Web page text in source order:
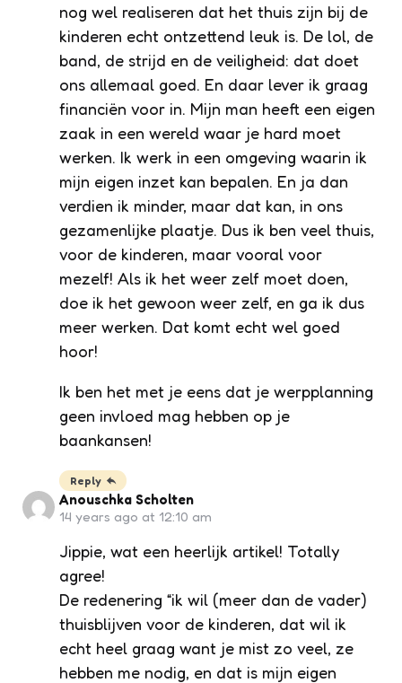
nog wel realiseren dat het thuis zijn bij de
kinderen echt ontzettend leuk is. De lol, de
band, de strijd en de veiligheid: dat doet
ons allemaal goed. En daar lever ik graag
financiën voor in. Mijn man heeft een eigen
zaak in een wereld waar je hard moet
werken. Ik werk in een omgeving waarin ik
mijn eigen inzet kan bepalen. En ja dan
verdien ik minder, maar dat kan, in ons
gezamenlijke plaatje. Dus ik ben veel thuis,
voor de kinderen, maar vooral voor
mezelf! Als ik het weer zelf moet doen,
doe ik het gewoon weer zelf, en ga ik dus
meer werken. Dat komt echt wel goed
hoor!
Ik ben het met je eens dat je werpplanning
geen invloed mag hebben op je
baankansen!
Reply
Anouschka Scholten
14 years ago at 12:10 am
Jippie, wat een heerlijk artikel! Totally
agree!
De redenering “ik wil (meer dan de vader)
thuisblijven voor de kinderen, dat wil ik
echt heel graag want je mist zo veel, ze
hebben me nodig, en dat is mijn eigen